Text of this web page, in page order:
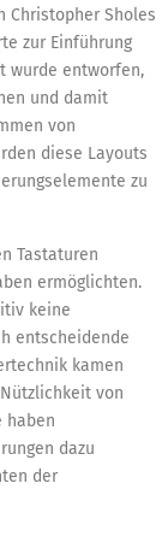
Christopher Sholes
zur Einführung
wurde entworfen,
und damit
von
diese Layouts
zu
Tastaturen
ermöglichten.
keine
entscheidende
kamen
von
haben
dazu
der